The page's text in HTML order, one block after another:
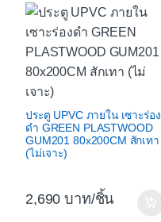
ประตู UPVC ภายใน เซาะร่อง
ดำ GREEN PLASTWOOD
GUM201 80x200CM สักเทา
(ไม่เจาะ)
2,690 /ชิ้น